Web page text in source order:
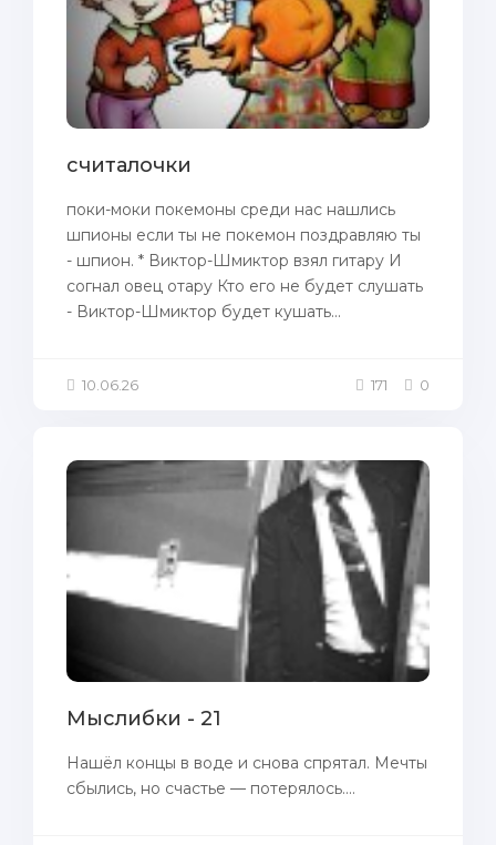
считалочки
поки-моки покемоны среди нас нашлись
шпионы если ты не покемон поздравляю ты
- шпион. * Виктор-Шмиктор взял гитару И
согнал овец отару Кто его не будет слушать
- Виктор-Шмиктор будет кушать...
10.06.26 171 0
Мыслибки - 21
Нашёл концы в воде и снова спрятал. Мечты
сбылись, но счастье — потерялось....